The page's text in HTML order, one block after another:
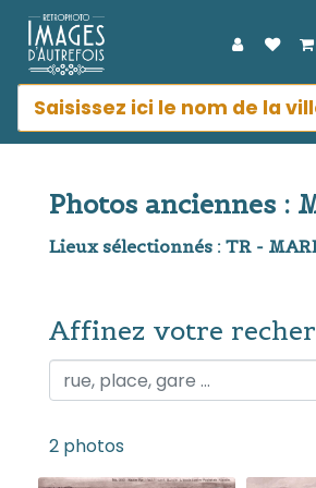
Photos anciennes :
Lieux sélectionnés : TR -
Affinez votre
Affinez votre recherche
2 photos